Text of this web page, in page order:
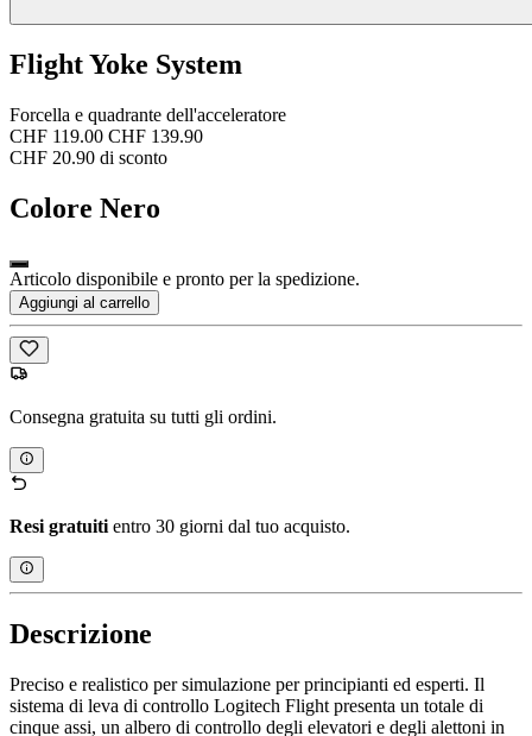
Flight Yoke System
Forcella e quadrante dell'acceleratore
CHF 119.00 CHF 139.90
CHF 20.90 di sconto
Colore Nero
Articolo disponibile e pronto per la spedizione.
Aggiungi al carrello
Consegna gratuita su tutti gli ordini.
Resi gratuiti entro 30 giorni dal tuo acquisto.
Descrizione
Preciso e realistico per simulazione per principianti ed esperti. Il
sistema di leva di controllo Logitech Flight presenta un totale di
cinque assi, un albero di controllo degli elevatori e degli alettoni in